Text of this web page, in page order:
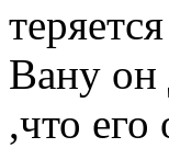
Вану он
,что